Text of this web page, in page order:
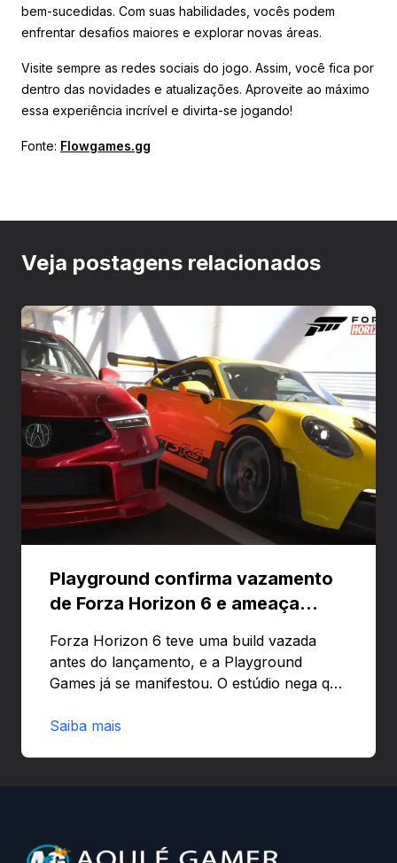
bem-sucedidas. Com suas habilidades, vocês podem
enfrentar desafios maiores e explorar novas áreas.
Visite sempre as redes sociais do jogo. Assim, você fica por
dentro das novidades e atualizações. Aproveite ao máximo
essa experiência incrível e divirta-se jogando!
Fonte: Flowgames.gg
Veja postagens relacionados
Playground confirma vazamento
de Forza Horizon 6 e ameaça
Forza Horizon 6 teve uma build vazada
antes do lançamento, e a Playground
Games já se manifestou. O estúdio nega que
preload e avisa que quem usar versões não
da Playground: negação do preload,
Saiba mais